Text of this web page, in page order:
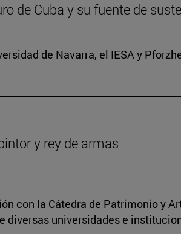
de Cuba y su fuente de
de Navarra, el IESA y
y rey de armas
con la Cátedra de Patrimonio y
diversas universidades e